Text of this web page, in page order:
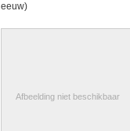
eeuw)
Afbeelding niet beschikbaar